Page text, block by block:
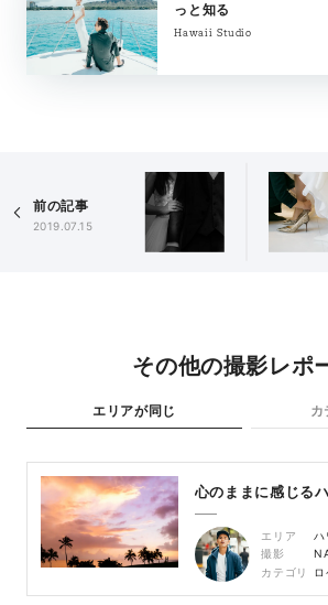
っと知る
Hawaii Studio
前の記事
2019.07.15
その他の撮影レポ
エリアが同じ カ
心のままに感じる
エリア
ハ
撮影
カテゴリ